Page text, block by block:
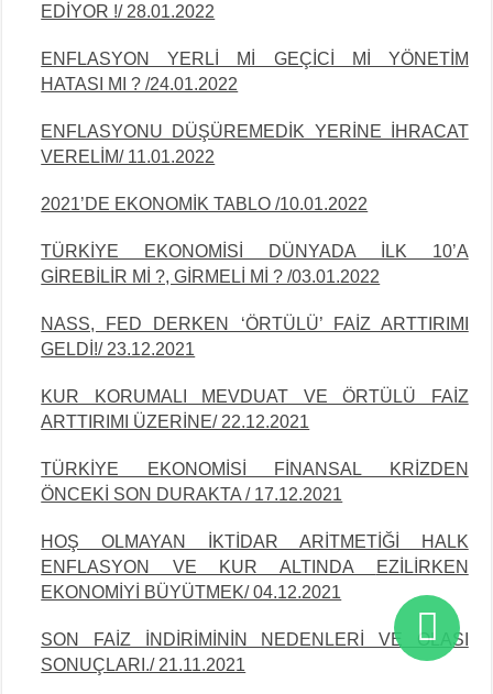
EDİYOR !/ 28.01.2022
ENFLASYON YERLİ Mİ GEÇİCİ Mİ YÖNETİM
HATASI MI ? /24.01.2022
ENFLASYONU DÜŞÜREMEDİK YERİNE İHRACAT
VERELİM/ 11.01.2022
2021’DE EKONOMİK TABLO /10.01.2022
TÜRKİYE EKONOMİSİ DÜNYADA İLK 10’A
GİREBİLİR Mİ ?, GİRMELİ Mİ ? /03.01.2022
NASS, FED DERKEN ‘ÖRTÜLÜ’ FAİZ ARTTIRIMI
GELDİ!/ 23.12.2021
KUR KORUMALI MEVDUAT VE ÖRTÜLÜ FAİZ
ARTTIRIMI ÜZERİNE/ 22.12.2021
TÜRKİYE EKONOMİSİ FİNANSAL KRİZDEN
ÖNCEKİ SON DURAKTA / 17.12.2021
HOŞ OLMAYAN İKTİDAR ARİTMETİĞİ HALK
ENFLASYON VE KUR ALTINDA
EZİLİRKEN
EKONOMİYİ BÜYÜTMEK/ 04.12.2021
SON FAİZ İNDİRİMİNİN NEDENLERİ VE OLASI
SONUÇLARI./ 21.11.2021